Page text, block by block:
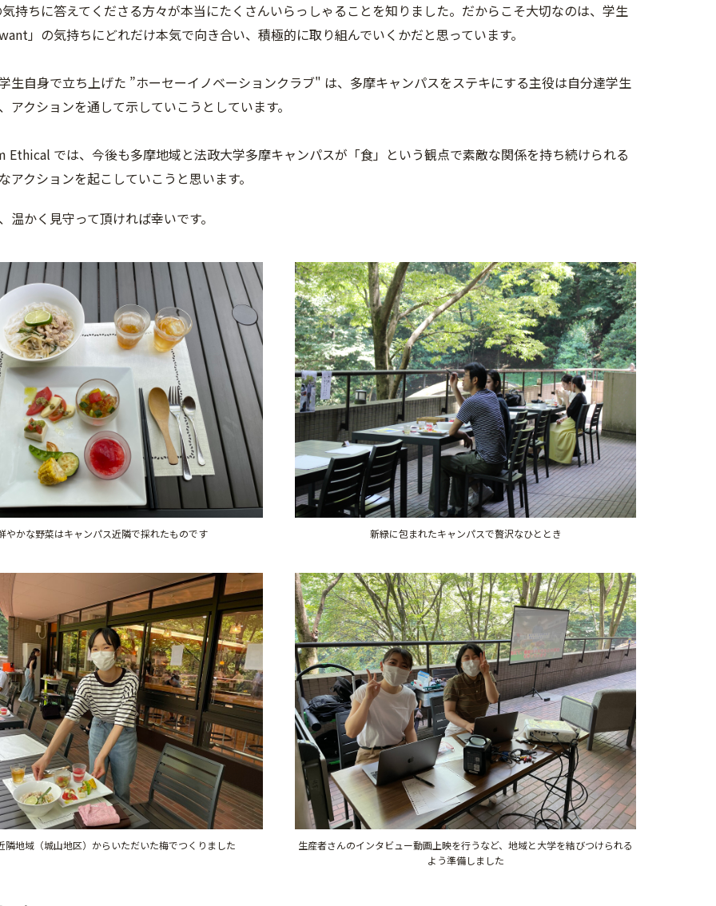
持ちに答えてくださる方々が本当にたくさんいらっしゃることを知りました。だからこそ大切なのは、学生
」の気持ちにどれだけ本気で向き合い、積極的に取り組んでいくかだと思っています。
生自身で立ち上げた ”ホーセーイノベーションクラブ" は、多摩キャンパスをステキにする主役は自分達学生
アクションを通して示していこうとしています。
Ethical では、今後も多摩地域と法政大学多摩キャンパスが「食」という観点で素敵な関係を持ち続けられる
アクションを起こしていこうと思います。
温かく見守って頂ければ幸いです。
やかな野菜はキャンパス近隣で採れたものです 新緑に包まれたキャンパスで贅沢なひととき
隣地域（城山地区）からいただいた梅でつくりました
生産者さんのインタビュー動画上映を行うなど、地域と大学を結びつけられる
よう準備しました